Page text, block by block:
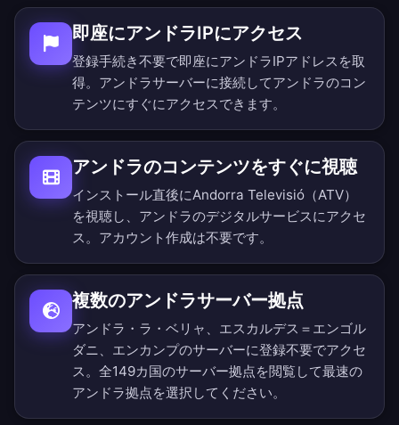
即座にアンドラIPにアクセス
登録手続き不要で即座にアンドラIPアドレスを取
得。アンドラサーバーに接続してアンドラのコン
テンツにすぐにアクセスできます。
アンドラのコンテンツをすぐに視聴
インストール直後にAndorra Televisió（ATV）
を視聴し、アンドラのデジタルサービスにアクセ
ス。アカウント作成は不要です。
複数のアンドラサーバー拠点
アンドラ・ラ・ベリャ、エスカルデス＝エンゴル
ダニ、エンカンプのサーバーに登録不要でアクセ
ス。 全149カ国のサーバー拠点を閲覧 して最速の
アンドラ拠点を選択してください。